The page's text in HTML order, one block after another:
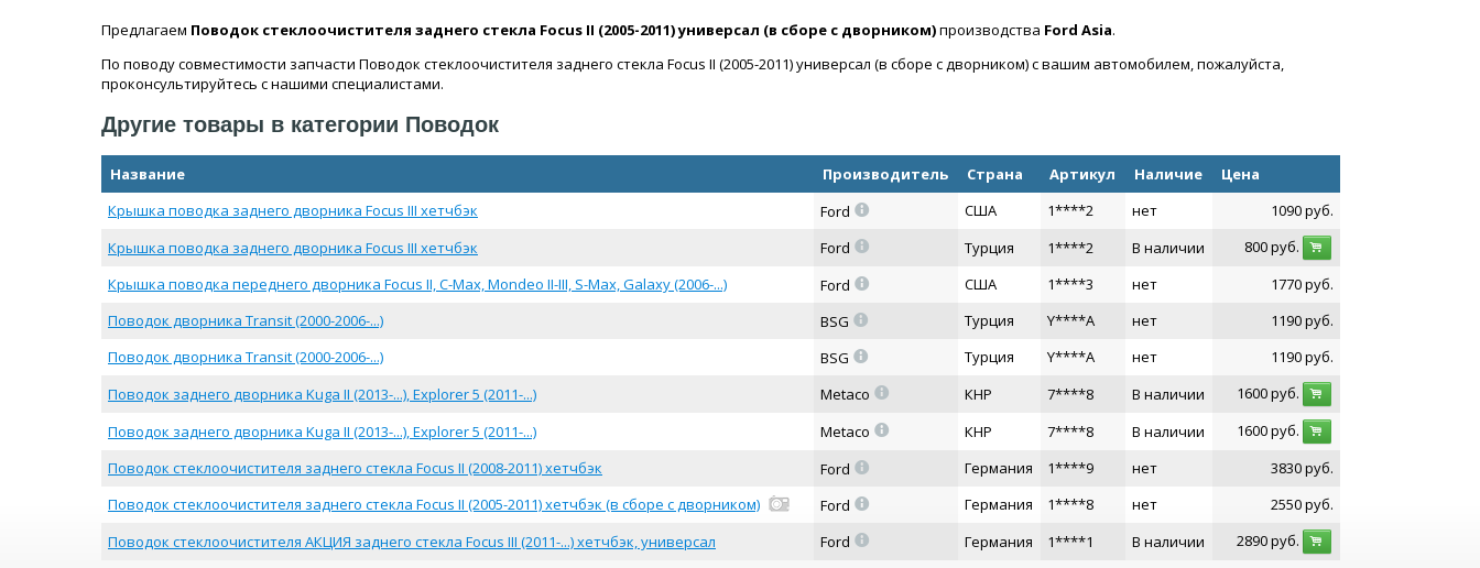
Предлагаем Поводок стеклоочистителя заднего стекла Focus II (2005-2011) универсал (в сборе с дворником)производства Ford Asia.
По поводу совместимости запчасти Поводок стеклоочистителя заднего стекла Focus II (2005-2011) универсал (в сборе с дворником) с вашим автомобилем, пожалуйста,
проконсультируйтесь с нашими специалистами.
Другие товары в категории Поводок
Название Производитель Страна Артикул Наличие
Цена
Крышка поводка заднего дворника Focus III хетчбэк
Ford = США 1****2 нет 1090руб.
Крышка поводка заднего дворника Focus III хетчбэк
Ford = Турция 1****2 В наличии 800руб.
Крышка поводка переднего дворника Focus II, C-Max, Mondeo II-III, S-Max, Galaxy (2006-...)
Ford = США 1****3 нет 1770руб.
Поводок дворника Transit (2000-2006-...)
BSG = Турция Y****A нет 1190руб.
Поводок дворника Transit (2000-2006-...)
BSG = Турция Y****A нет 1190руб.
Поводок заднего дворника Kuga II (2013-...), Explorer 5 (2011-...)
Metaco = КНР 7****8 В наличии 1600руб.
Поводок заднего дворника Kuga II (2013-...), Explorer 5 (2011-...)
Metaco = КНР 7****8 В наличии 1600руб.
Поводок стеклоочистителя заднего стекла Focus II (2008-2011) хетчбэк
Ford = Германия 1****9 нет 3830руб.
Поводок стеклоочистителя заднего стекла Focus II (2005-2011) хетчбэк (в сборе с дворником)
Ford = Германия 1****8 нет 2550руб.
Поводок стеклоочистителя АКЦИЯ заднего стекла Focus III (2011-...) хетчбэк, универсал
Ford = Германия 1****1 В наличии 2890руб.